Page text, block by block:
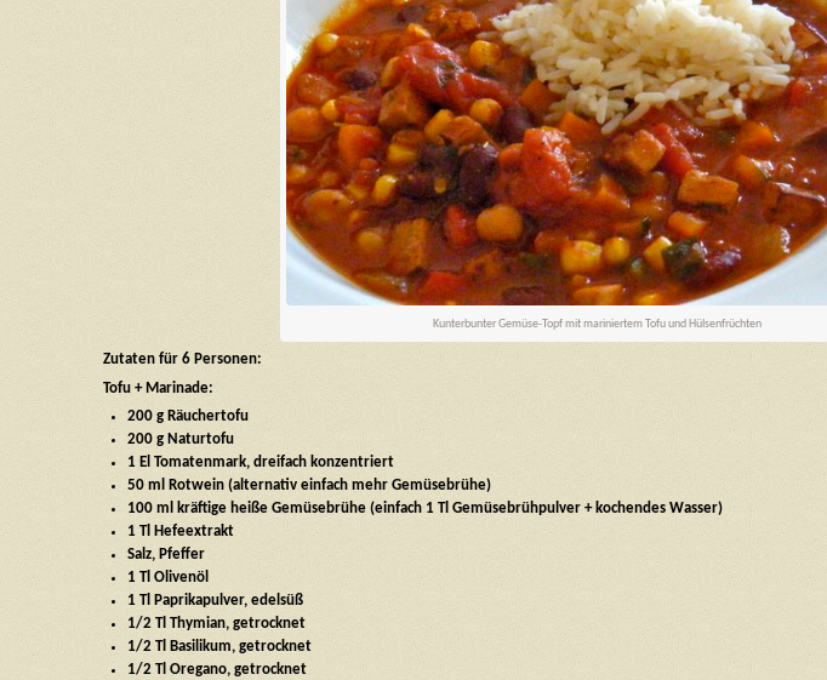
Kunterbunter Gemüse-Topf mit mariniertem Tofu und Hülsenfrüchten
Zutaten für 6 Personen:
Tofu + Marinade:
200 g Räuchertofu
200 g Naturtofu
1 El Tomatenmark, dreifach konzentriert
50 ml Rotwein (alternativ einfach mehr Gemüsebrühe)
100 ml kräftige heiße Gemüsebrühe (einfach 1 Tl Gemüsebrühpulver + kochendes Wasser)
1 Tl Hefeextrakt
Salz, Pfeffer
1 Tl Olivenöl
1 Tl Paprikapulver, edelsüß
1/2 Tl Thymian, getrocknet
1/2 Tl Basilikum, getrocknet
1/2 Tl Oregano, getrocknet